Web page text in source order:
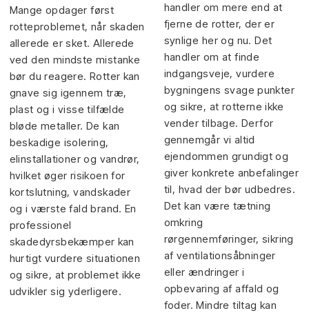
​Mange opdager først
rotteproblemet, når skaden
allerede er sket. Allerede
ved den mindste mistanke
bør du reagere. Rotter kan
gnave sig igennem træ,
plast og i visse tilfælde
bløde metaller. De kan
beskadige isolering,
elinstallationer og vandrør,
hvilket øger risikoen for
kortslutning, vandskader
og i værste fald brand. En
professionel
skadedyrsbekæmper kan
hurtigt vurdere situationen
og sikre, at problemet ikke
udvikler sig yderligere.
handler om mere end at
fjerne de rotter, der er
synlige her og nu. Det
handler om at finde
indgangsveje, vurdere
bygningens svage punkter
og sikre, at rotterne ikke
vender tilbage. Derfor
gennemgår vi altid
ejendommen grundigt og
giver konkrete anbefalinger
til, hvad der bør udbedres.
Det kan være tætning
omkring
rørgennemføringer, sikring
af ventilationsåbninger
eller ændringer i
opbevaring af affald og
foder. Mindre tiltag kan